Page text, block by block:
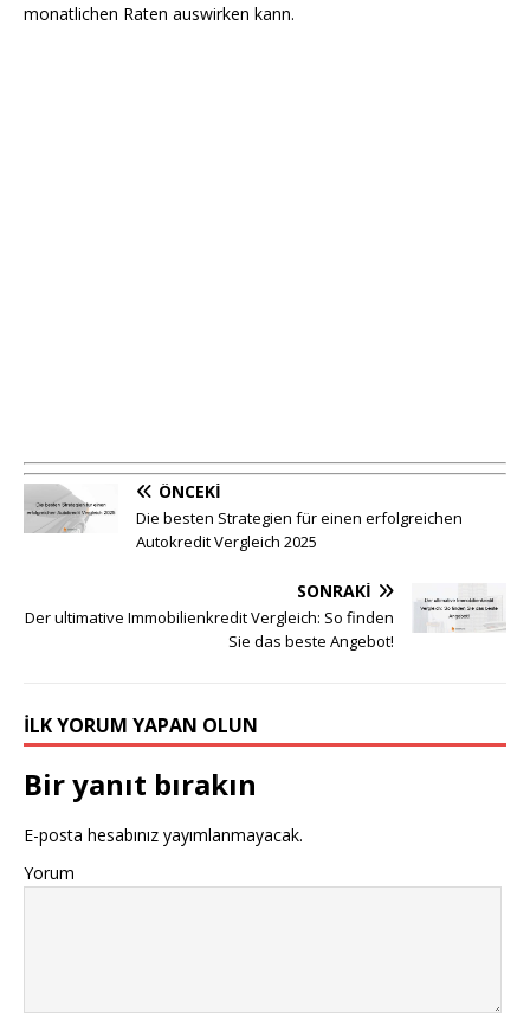
monatlichen Raten auswirken kann.
ÖNCEKI
Die besten Strategien für einen erfolgreichen
Autokredit Vergleich 2025
SONRAKI
Der ultimative Immobilienkredit Vergleich: So finden
Sie das beste Angebot!
İLK YORUM YAPAN OLUN
Bir yanıt bırakın
E-posta hesabınız yayımlanmayacak.
Yorum